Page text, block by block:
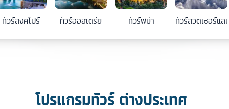
ทัวร์สิงคโปร์ ทัวร์ออสเตรีย ทัวร์พม่า ทัวร์สวิตเซอร์แลนด์
โปรแกรมทัวร์ ต่างประเทศ